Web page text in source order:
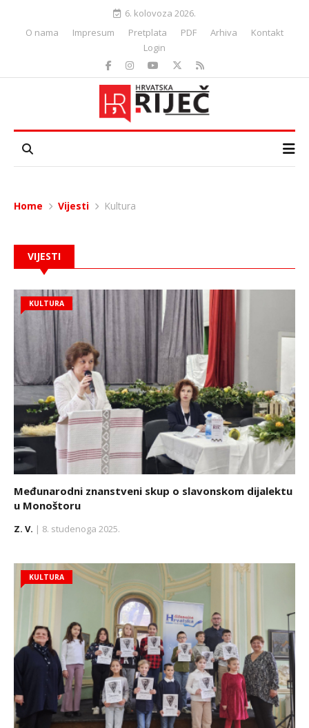
6. kolovoza 2026.
O nama
Impresum Pretplata PDF Arhiva
Kontakt
Login
Home Vijesti Kultura
VIJESTI
KULTURA
Međunarodni znanstveni skup o slavonskom dijalektu
u Monoštoru
Z. V. | 8. studenoga 2025.
KULTURA